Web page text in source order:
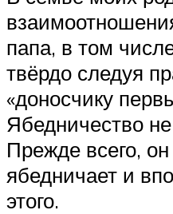
папа, в том
твёрдо следуя
«доносчику
Ябедничество
Прежде всего, он
ябедничает и
этого.